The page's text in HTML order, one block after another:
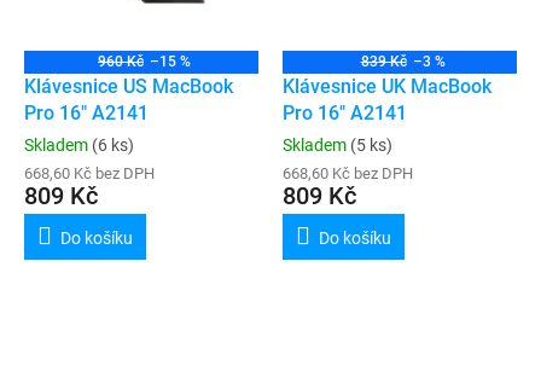
960 Kč –15 %
Klávesnice US MacBook
Pro 16" A2141
Skladem (6 ks)
668,60 Kč bez DPH
809 Kč
Do košíku
839 Kč –3 %
Klávesnice UK MacBook
Pro 16" A2141
Skladem (5 ks)
668,60 Kč bez DPH
809 Kč
Do košíku